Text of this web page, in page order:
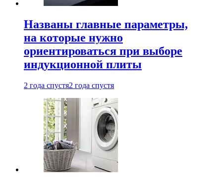
Названы главные параметры,
на которые нужно
ориентироваться при выборе
индукционной плиты
2 года спустя2 года спустя